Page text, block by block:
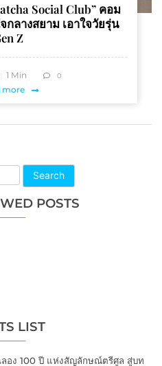
Search
POSTS
LIST
ลอง 100 ปี แห่งสัญลักษณ์ตรีศูล สู่บท
Social Club” คอม
ลางสยาม เอาใจวัยรุ่น
Z
1 Min 0
more